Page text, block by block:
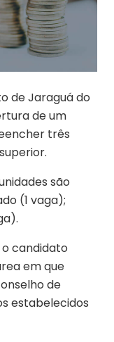
de Jaraguá do
de um
três
são
(1 vaga);
candidato
em que
de
estabelecidos